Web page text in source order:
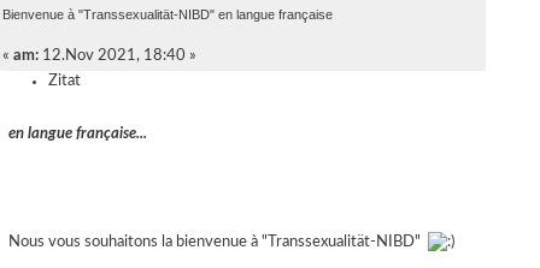
Bienvenue à "Transsexualität-NIBD" en langue française
« am: 12.Nov 2021, 18:40 »
Zitat
en langue française...
Nous vous souhaitons la bienvenue à "Transsexualität-NIBD"